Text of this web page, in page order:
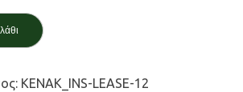
KENAK_INS-LEASE-12